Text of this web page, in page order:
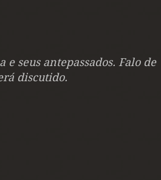
seus antepassados. Falo de
discutido.